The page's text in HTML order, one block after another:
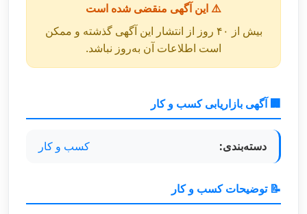
⚠️ این آگهی منقضی شده است
بیش از ۴۰ روز از انتشار این آگهی گذشته و ممکن
است اطلاعات آن به‌روز نباشد.
🏢 آگهی بازاریابی کسب و کار
دسته‌بندی: کسب و کار
📝 توضیحات کسب و کار